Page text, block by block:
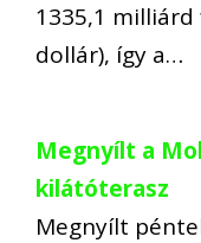
1335,1
dollár), így a…
Megnyílt a
kilátóterasz
Megnyílt